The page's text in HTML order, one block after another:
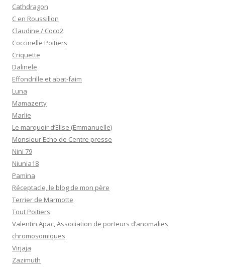
Cathdragon
C en Roussillon
Claudine / Coco2
Coccinelle Poitiers
Criquette
Dalinele
Effondrille et abat-faim
Luna
Mamazerty
Marlie
Le marquoir d’Elise (Emmanuelle)
Monsieur Echo de Centre presse
Nini 79
Niunia18
Pamina
Réceptacle, le blog de mon père
Terrier de Marmotte
Tout Poitiers
Valentin Apac, Association de porteurs d’anomalies
chromosomiques
Virjaja
Zazimuth